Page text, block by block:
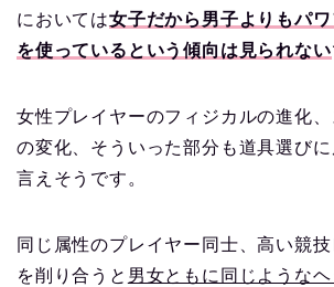
においては女子だから男子よりもパ
を使っているという傾向は見られない
女性プレイヤーのフィジカルの進化
の変化、そういった部分も道具選びに
言えそうです。
同じ属性のプレイヤー同士、高い競
を削り合うと 男女ともに同じような